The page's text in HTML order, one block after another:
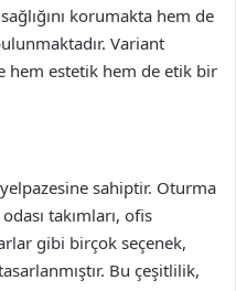
korumakta hem de
Variant
hem estetik hem de etik bir
sahiptir. Oturma
takımları, ofis
gibi birçok seçenek,
Bu çeşitlilik,